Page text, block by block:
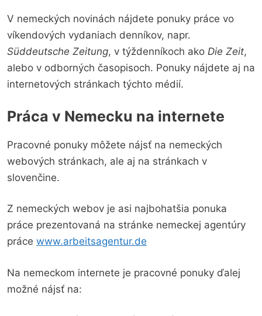
V nemeckých novinách nájdete ponuky práce vo
víkendových vydaniach denníkov, napr.
Süddeutsche Zeitung, v týždenníkoch ako Die Zeit,
alebo v odborných časopisoch. Ponuky nájdete aj na
internetových stránkach týchto médií.
Práca v Nemecku na internete
Pracovné ponuky môžete nájsť na nemeckých
webových stránkach, ale aj na stránkach v
slovenčine.
Z nemeckých webov je asi najbohatšia ponuka
práce prezentovaná na stránke nemeckej agentúry
práce www.arbeitsagentur.de
Na nemeckom internete je pracovné ponuky ďalej
možné nájsť na: